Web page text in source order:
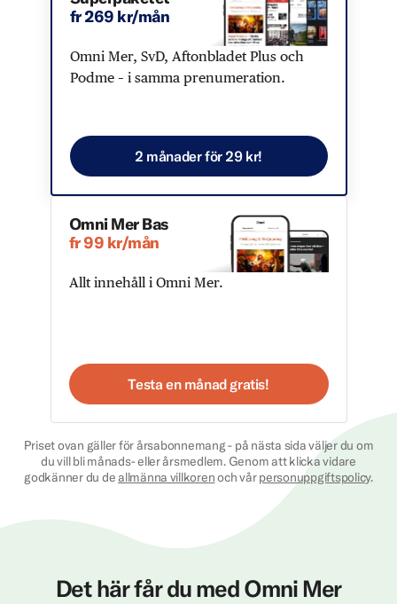
fr 269 kr/mån
Omni Mer, SvD, Aftonbladet Plus och
Podme – i samma prenumeration.
2 månader för 29 kr!
Omni Mer Bas
fr 99 kr/mån
Allt innehåll i Omni Mer.
Testa en månad gratis!
Priset ovan gäller för årsabonnemang - på nästa sida väljer du om
du vill bli månads- eller årsmedlem. Genom att klicka vidare
godkänner du deallmänna villkorenoch vårpersonuppgiftspolicy.
Det här får du med Omni Mer